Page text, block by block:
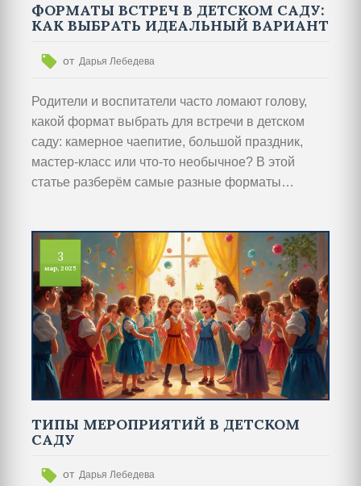
ФОРМАТЫ ВСТРЕЧ В ДЕТСКОМ САДУ:
КАК ВЫБРАТЬ ИДЕАЛЬНЫЙ ВАРИАНТ
от Дарья Лебедева
Родители и воспитатели часто ломают голову,
какой формат выбрать для встречи в детском
саду: камерное чаепитие, большой праздник,
мастер-класс или что-то необычное? В этой
статье разберём самые разные форматы
удачного проведения. Поговорим о том, что
нравится детям, что удобно взрослым и как
соединить желания обеих сторон. Вы узнаете,
как организовать встречу, чтобы она не
превратилась в формальность, а запомнилась и
детям, и взрослым.
3
мар, 2025
ТИПЫ МЕРОПРИЯТИЙ В ДЕТСКОМ
САДУ
от Дарья Лебедева